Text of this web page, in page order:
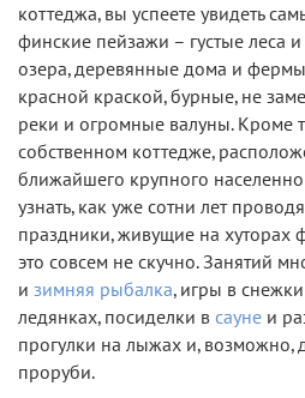
коттеджа, вы успеете увидеть
финские пейзажи – густые леса
озера, деревянные дома и
красной краской, бурные, не
реки и огромные валуны. Кроме
собственном коттедже,
ближайшего крупного
узнать, как уже сотни лет
праздники, живущие на хуторах
это совсем не скучно. Занятий
и зимняя рыбалка, игры в
ледянках, посиделки в сауне и
прогулки на лыжах и, возможно,
проруби.